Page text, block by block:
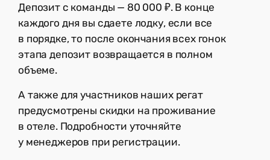
Депозит с команды — 80 000 ₽. В конце
каждого дня вы сдаете лодку, если все
в порядке, то после окончания всех гонок
этапа депозит возвращается в полном
объеме.
А также для участников наших регат
предусмотрены скидки на проживание
в отеле. Подробности уточняйте
у менеджеров при регистрации.